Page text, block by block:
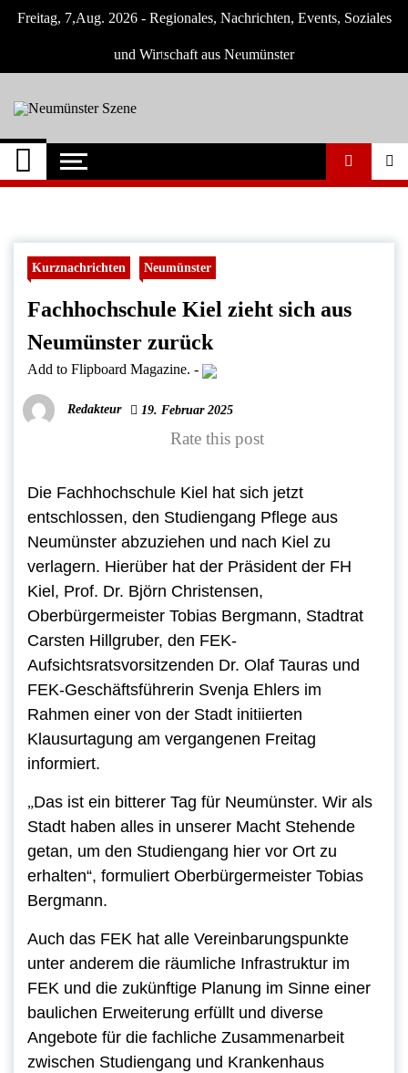
Skip
Freitag, 7,Aug. 2026 - Regionales, Nachrichten, Events, Soziales
und Wirtschaft aus Neumünster
Neumünster Szene
Neuigkeiten und Nachrichten aus
Neumünster und Umgebung
Kurznachrichten Neumünster
Fachhochschule Kiel zieht sich aus
Neumünster zurück
Add to Flipboard Magazine. -
Redakteur 19. Februar 2025
Rate this post
Die Fachhochschule Kiel hat sich jetzt
entschlossen, den Studiengang Pflege aus
Neumünster abzuziehen und nach Kiel zu
verlagern. Hierüber hat der Präsident der FH
Kiel, Prof. Dr. Björn Christensen,
Oberbürgermeister Tobias Bergmann, Stadtrat
Carsten Hillgruber, den FEK-
Aufsichtsratsvorsitzenden Dr. Olaf Tauras und
FEK-Geschäftsführerin Svenja Ehlers im
Rahmen einer von der Stadt initiierten
Klausurtagung am vergangenen Freitag
informiert.
„Das ist ein bitterer Tag für Neumünster. Wir als
Stadt haben alles in unserer Macht Stehende
getan, um den Studiengang hier vor Ort zu
erhalten“, formuliert Oberbürgermeister Tobias
Bergmann.
Auch das FEK hat alle Vereinbarungspunkte
unter anderem die räumliche Infrastruktur im
FEK und die zukünftige Planung im Sinne einer
baulichen Erweiterung erfüllt und diverse
Angebote für die fachliche Zusammenarbeit
zwischen Studiengang und Krankenhaus